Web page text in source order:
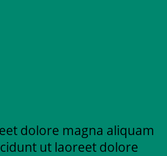
dolore magna aliquam
ut laoreet dolore